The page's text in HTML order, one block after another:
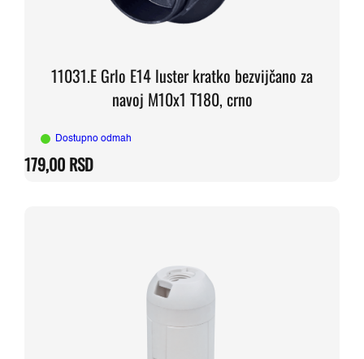
11031.E Grlo E14 luster kratko bezvijčano za
navoj M10x1 T180, crno
Dostupno odmah
179,00 RSD